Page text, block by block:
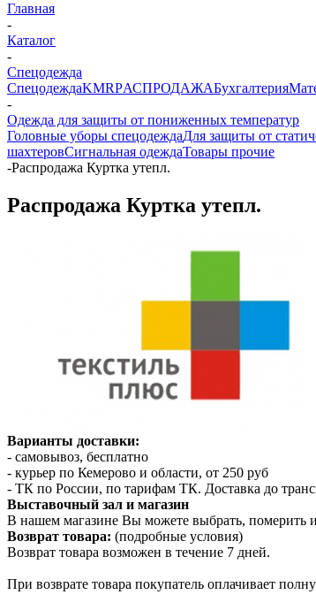
Главная
-
Каталог
-
Спецодежда
СпецодеждаKMRPАСПРОДАЖАБухгалтерия
-
Одежда для защиты от пониженных температур
Головные уборы спецодеждаДля защиты от
шахтеровСигнальная одеждаТовары прочие
-Распродажа Куртка утепл.
Распродажа Куртка утепл.
Варианты доставки:
- самовывоз, бесплатно
- курьер по Кемерово и области, от 250 руб
- ТК по России, по тарифам ТК. Доставка до
Выставочный зал и магазин
В нашем магазине Вы можете выбрать, померить
Возврат товара: (подробные условия)
Возврат товара возможен в течение 7 дней.
При возврате товара покупатель оплачивает